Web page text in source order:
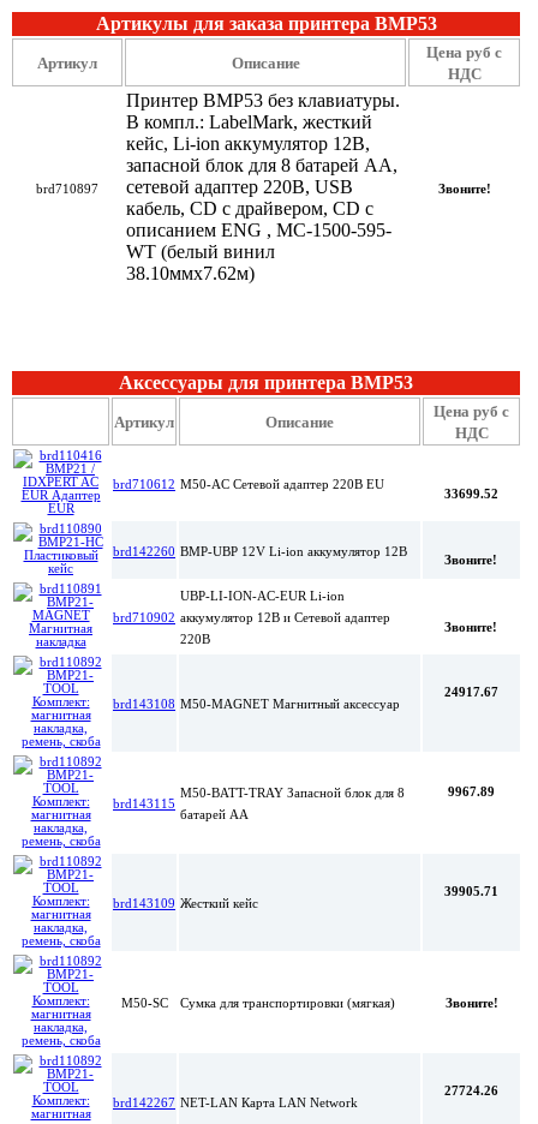
Артикулы для заказа принтера BMP53
Артикул Описание
Цена руб с
НДС
brd710897
Принтер BMP53 без клавиатуры.
В компл.: LabelMark, жесткий
кейс, Li-ion аккумулятор 12В,
запасной блок для 8 батарей АА,
сетевой адаптер 220В, USB
кабель, CD с драйвером, CD с
описанием ENG , MС-1500-595-
WT (белый винил
38.10ммх7.62м)
Звоните!
Аксессуары для принтера BMP53
Артикул Описание
Цена руб с
НДС
brd710612 M50-AC Сетевой адаптер 220В EU
33699.52
brd142260 BMP-UBP 12V Li-ion аккумулятор 12В
Звоните!
brd710902
UBP-LI-ION-AC-EUR Li-ion
аккумулятор 12В и Сетевой адаптер
220В
Звоните!
brd143108 M50-MAGNET Магнитный аксессуар
24917.67
brd143115
M50-BATT-TRAY Запасной блок для 8
батарей АА
9967.89
brd143109 Жесткий кейс
39905.71
M50-SC Сумка для транспортировки (мягкая) Звоните!
brd142267 NET-LAN Карта LAN Network
27724.26